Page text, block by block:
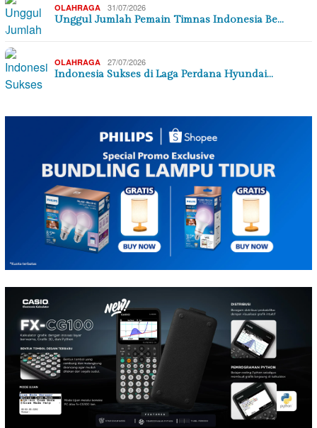
OLAHRAGA 31/07/2026
Unggul Jumlah Pemain Timnas Indonesia Be…
OLAHRAGA 27/07/2026
Indonesia Sukses di Laga Perdana Hyundai…